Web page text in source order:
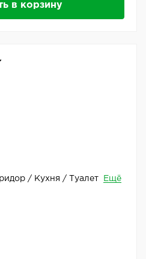
в корзину
/ Кухня / Туалет
Ещё